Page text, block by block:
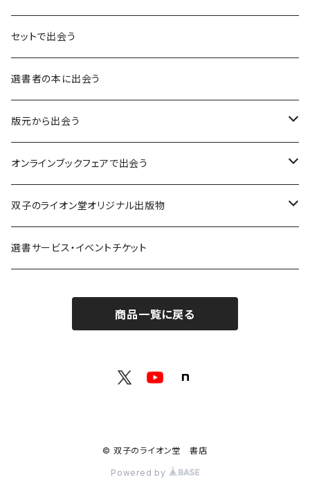
言葉：思考の種となるもの
異界：日常から離れた視点
意志：自ら進む力
解体：固定観念を壊す
熱源：情熱を呼び起こす
共鳴：他者や世界とつながる
記憶：過去と向き合う
余白：答えを出さない時間
セットで出会う
選書者の本に出会う
版元から出会う
荒蝦夷フェア
クオン
寿郎社
オンラインブックフェアで出会う
本屋発の文芸誌『しししし』フェア！！
韓国文学フェア！！
ZINE・同人誌フェア！！（2023年11月）
詩歌フェア！！（2023年10月）
双子のライオン堂オリジナル出版物
書籍
選書サービス・イベントチケット
商品一覧に戻る
© 双子のライオン堂 書店
Powered by